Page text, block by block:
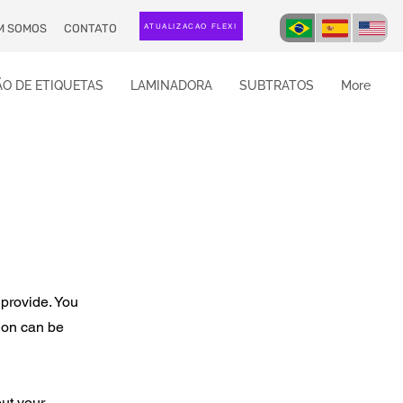
SOMOS CONTATO ATUALIZAÇÃO FLEXI
DE ETIQUETAS LAMINADORA SUBTRATOS More
You
can be